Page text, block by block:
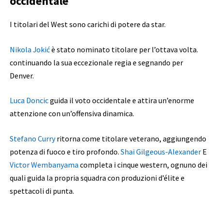
I titolari del West sono carichi di potere da star.
Nikola Jokićè stato nominato titolare per l’ottava volta.
continuando la sua eccezionale regia e segnando per
Denver.
Luca Doncicguida il voto occidentale e attira un’enorme
attenzione con un’offensiva dinamica.
Stefano Curry ritorna come titolare veterano, aggiungendo
potenza di fuoco e tiro profondo. Shai Gilgeous-Alexander E
Victor Wembanyama completa i cinque western, ognuno dei
quali guida la propria squadra con produzioni d’élite e
spettacoli di punta.